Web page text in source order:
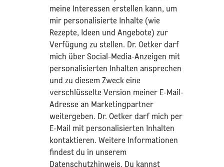
meine Interessen erstellen kann, um
mir personalisierte Inhalte (wie
Rezepte, Ideen und Angebote) zur
Verfügung zu stellen. Dr. Oetker darf
mich über Social-Media-Anzeigen mit
personalisierten Inhalten ansprechen
und zu diesem Zweck eine
verschlüsselte Version meiner E-Mail-
Adresse an Marketingpartner
weitergeben. Dr. Oetker darf mich per
E-Mail mit personalisierten Inhalten
kontaktieren. Weitere Informationen
findest du in unserem
Datenschutzhinweis. Du kannst